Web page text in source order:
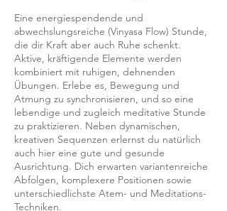
Eine energiespendende und
abwechslungsreiche (Vinyasa Flow) Stunde,
die dir Kraft aber auch Ruhe schenkt.
Aktive, kräftigende Elemente werden
kombiniert mit ruhigen, dehnenden
Übungen. Erlebe es, Bewegung und
Atmung zu synchronisieren, und so eine
lebendige und zugleich meditative Stunde
zu praktizieren. Neben dynamischen,
kreativen Sequenzen erlernst du natürlich
auch hier eine gute und gesunde
Ausrichtung. Dich erwarten variantenreiche
Abfolgen, komplexere Positionen sowie
unterschiedlichste Atem- und Meditations-
Techniken.